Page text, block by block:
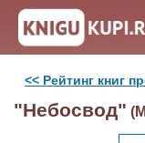
<< Рейтинг книг
"Небосвод"